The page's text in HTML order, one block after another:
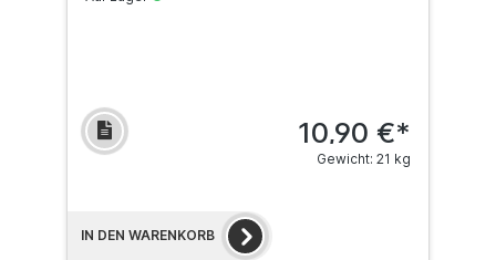
10,90 €*
Gewicht: 21 kg
IN DEN WARENKORB